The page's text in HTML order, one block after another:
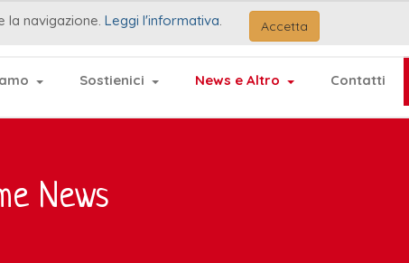
la navigazione. Leggi l'informativa. Accetta
Sostienici News e Altro Contatti
News